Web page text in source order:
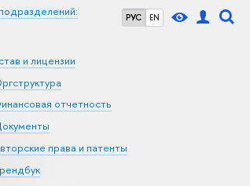
РУС EN
и лицензии
отчетность
права и патенты